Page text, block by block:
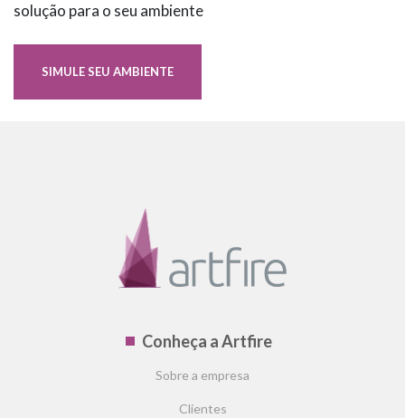
solução para o seu ambiente
SIMULE SEU AMBIENTE
Conheça a Artfire
Sobre a empresa
Clientes